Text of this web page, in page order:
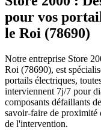
pour vos
le Roi (78690)
Notre entreprise Store
Roi (78690), est
portails électriques,
interviennent 7j/7 pour
composants défaillants
savoir-faire de proximité
de l'intervention.